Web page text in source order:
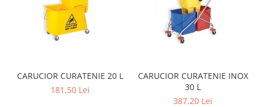
CARUCIOR CURATENIE 20 L
181,50 Lei
CARUCIOR CURATENIE INOX
30 L
387,20 Lei